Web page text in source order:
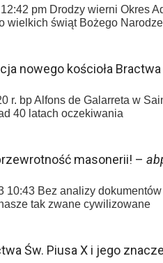
pm Drodzy wierni Okres
wielkich świąt Bożego
nowego kościoła Bractwa
r. bp Alfons de Galarreta w
40 latach oczekiwania
masonerii! –
10:43 Bez analizy
tak zwane cywilizowane
Św. Piusa X i jego